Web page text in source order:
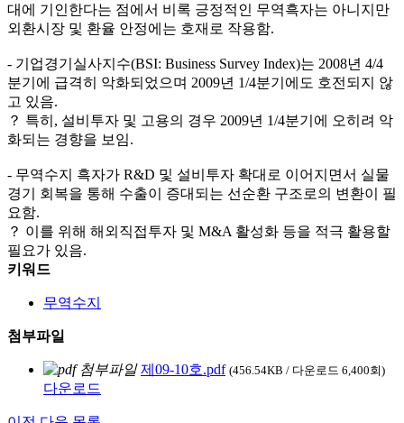
대에 기인한다는 점에서 비록 긍정적인 무역흑자는 아니지만
외환시장 및 환율 안정에는 호재로 작용함.
- 기업경기실사지수(BSI: Business Survey Index)는 2008년 4/4
분기에 급격히 악화되었으며 2009년 1/4분기에도 호전되지 않
고 있음.
？ 특히, 설비투자 및 고용의 경우 2009년 1/4분기에 오히려 악
화되는 경향을 보임.
- 무역수지 흑자가 R&D 및 설비투자 확대로 이어지면서 실물
경기 회복을 통해 수출이 증대되는 선순환 구조로의 변환이 필
요함.
？ 이를 위해 해외직접투자 및 M&A 활성화 등을 적극 활용할
필요가 있음.
키워드
무역수지
첨부파일
제09-10호.pdf (456.54KB / 다운로드 6,400회)
다운로드